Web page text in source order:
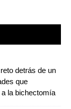
detrás de un
que
la bichectomía